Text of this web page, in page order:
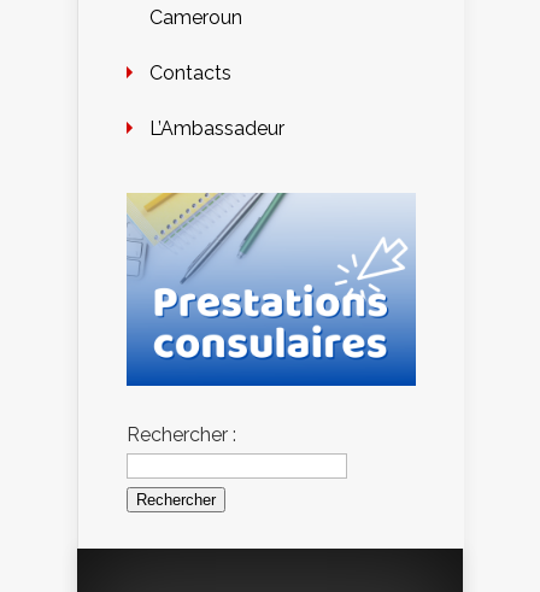
Cameroun
Contacts
L’Ambassadeur
Rechercher :